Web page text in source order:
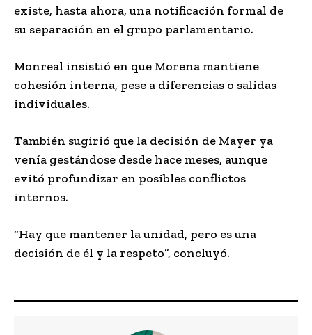
existe, hasta ahora, una notificación formal de
su separación en el grupo parlamentario.
Monreal insistió en que Morena mantiene
cohesión interna, pese a diferencias o salidas
individuales.
También sugirió que la decisión de Mayer ya
venía gestándose desde hace meses, aunque
evitó profundizar en posibles conflictos
internos.
“Hay que mantener la unidad, pero es una
decisión de él y la respeto”, concluyó.